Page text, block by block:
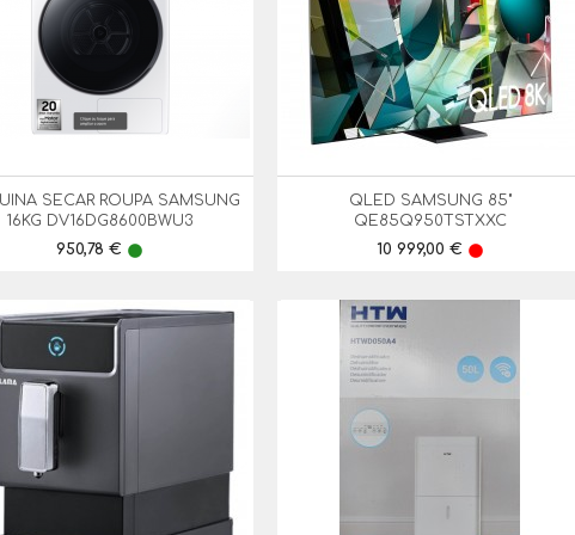
SECAR ROUPA SAMSUNG
16KG DV16DG8600BWU3
Preço
950,78 € lens
Vista Rápida
QLED SAMSUNG 85"
QE85Q950TSTXXC
Preço
10 999,00 € lens
Vista Rápida